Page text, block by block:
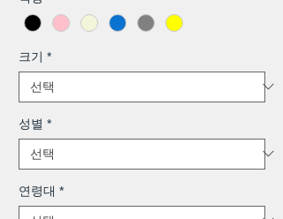
크기 *
성별 *
연령대 *